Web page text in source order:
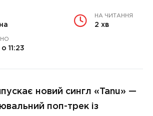
НА ЧИТАННЯ
2 хв
11:23
новий сингл «Tanu» —
поп-трек із